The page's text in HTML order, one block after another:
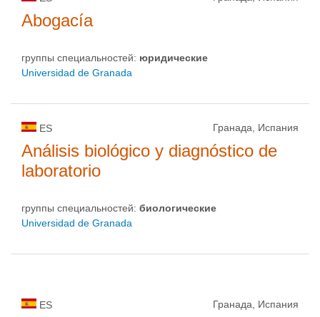
Abogacía
группы специальностей: юридические
Universidad de Granada
ES Гранада, Испания
Análisis biológico y diagnóstico de
laboratorio
группы специальностей: биологическиe
Universidad de Granada
ES Гранада, Испания